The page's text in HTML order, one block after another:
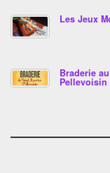
Les Jeux
Braderie
Pellevoisin